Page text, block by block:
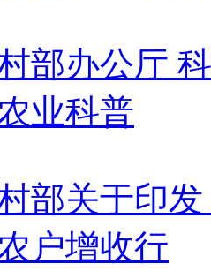
部办公厅
业科普
部关于印
户增收行